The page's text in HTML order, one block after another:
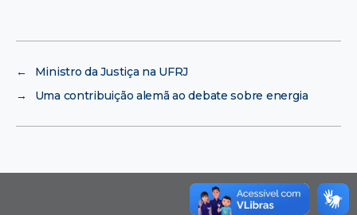
←
Ministro da Justiça na UFRJ
→
Uma contribuição alemã ao debate sobre energia